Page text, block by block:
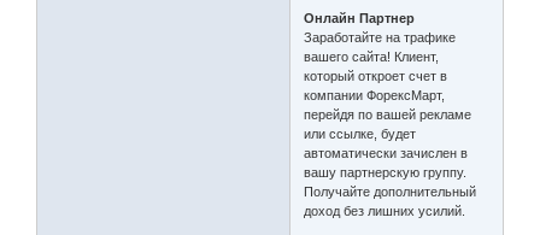
Онлайн Партнер
Заработайте на трафике
вашего сайта! Клиент,
который откроет счет в
компании ФорексМарт,
перейдя по вашей рекламе
или ссылке, будет
автоматически зачислен в
вашу партнерскую группу.
Получайте дополнительный
доход без лишних усилий.